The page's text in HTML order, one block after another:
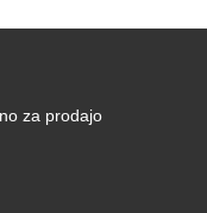
za prodajo